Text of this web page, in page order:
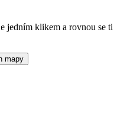
jedním klikem a rovnou se ti
mapy